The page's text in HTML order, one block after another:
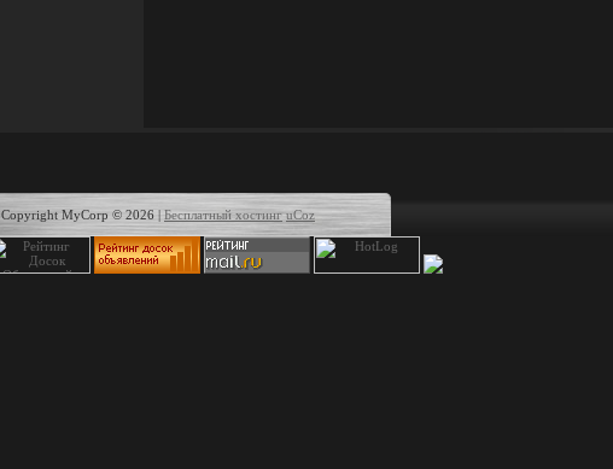
Copyright MyCorp © 2026 | Бесплатный хостинг uCoz